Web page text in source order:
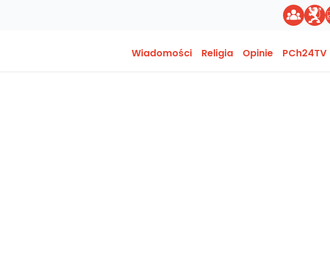
Wiadomości Religia Opinie PCh24TV